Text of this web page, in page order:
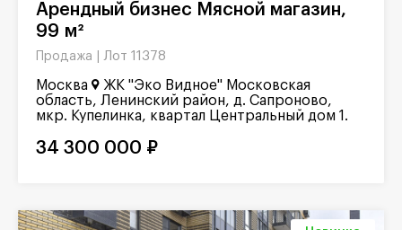
Арендный бизнес Мясной магазин,
99 м²
Продажа | Лот 11378
Москва
ЖК "Эко Видное" Московская
область, Ленинский район, д. Сапроново,
мкр. Купелинка, квартал Центральный дом 1.
34 300 000 ₽